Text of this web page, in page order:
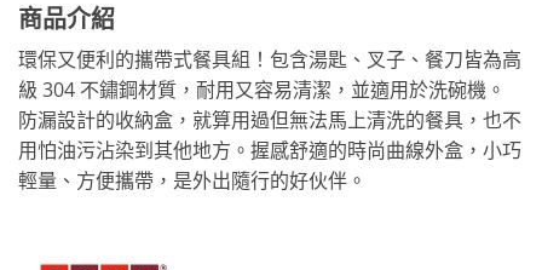
商品介紹
環保又便利的攜帶式餐具組！包含湯匙、叉子、餐刀皆為高
級 304 不鏽鋼材質，耐用又容易清潔，並適用於洗碗機。
防漏設計的收納盒，就算用過但無法馬上清洗的餐具，也不
用怕油污沾染到其他地方。握感舒適的時尚曲線外盒，小巧
輕量、方便攜帶，是外出隨行的好伙伴。